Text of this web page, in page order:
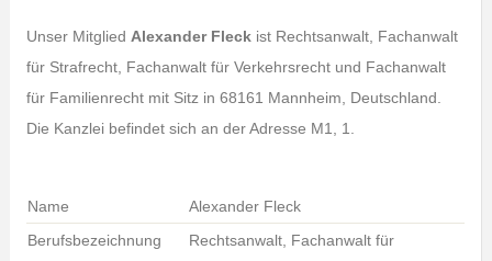
Unser Mitglied Alexander Fleckist Rechtsanwalt, Fachanwalt
für Strafrecht, Fachanwalt für Verkehrsrecht und Fachanwalt
für Familienrecht mit Sitz in 68161 Mannheim, Deutschland.
Die Kanzlei befindet sich an der Adresse M1, 1.
Name
Alexander Fleck
Berufsbezeichnung
Rechtsanwalt, Fachanwalt für